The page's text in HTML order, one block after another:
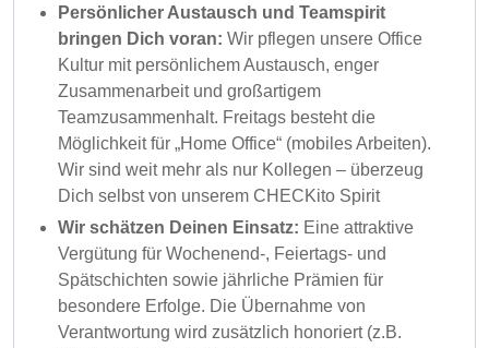
Persönlicher Austausch und Teamspirit
bringen Dich voran: Wir pflegen unsere Office
Kultur mit persönlichem Austausch, enger
Zusammenarbeit und großartigem
Teamzusammenhalt. Freitags besteht die
Möglichkeit für „Home Office“ (mobiles Arbeiten).
Wir sind weit mehr als nur Kollegen – überzeug
Dich selbst von unserem CHECKito Spirit
Wir schätzen Deinen Einsatz: Eine attraktive
Vergütung für Wochenend-, Feiertags- und
Spätschichten sowie jährliche Prämien für
besondere Erfolge. Die Übernahme von
Verantwortung wird zusätzlich honoriert (z.B.